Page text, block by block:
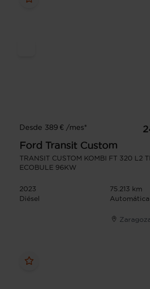
Desde 389 € /mes*
Ford Transit Custom
TRANSIT CUSTOM KOMBI FT 320 L2
ECOBULE 96KW
2023
75.213 km
Diésel
Automática